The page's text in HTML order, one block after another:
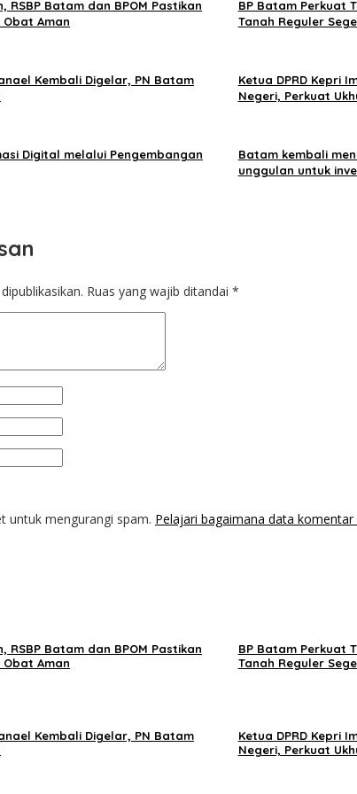
RSBP Batam dan BPOM Pastikan
Aman
BP Batam Perkuat
Tanah Reguler
Kembali Digelar, PN Batam
Ketua DPRD Kepri
Negeri, Perkuat
Digital melalui Pengembangan
Batam kembali
unggulan untuk
Ruas yang wajib ditandai *
untuk mengurangi spam. Pelajari bagaimana data komentar
RSBP Batam dan BPOM Pastikan
Aman
BP Batam Perkuat
Tanah Reguler
Kembali Digelar, PN Batam
Ketua DPRD Kepri
Negeri, Perkuat